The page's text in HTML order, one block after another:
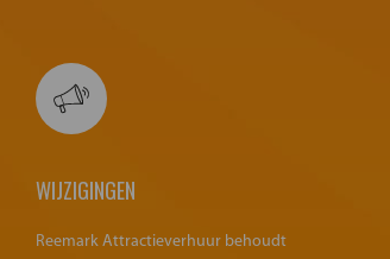
WIJZIGINGEN
Reemark Attractieverhuur behoudt